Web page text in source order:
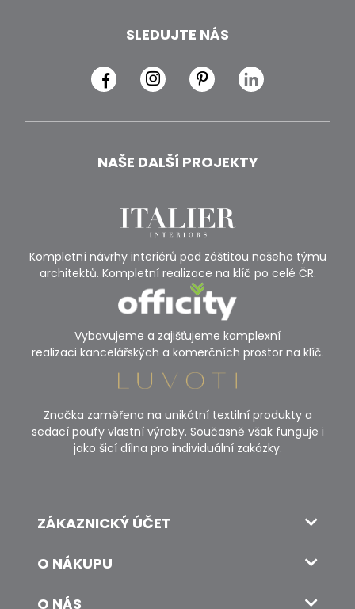
SLEDUJTE NÁS
NAŠE DALŠÍ PROJEKTY
Kompletní návrhy interiérů pod záštitou našeho týmu
architektů. Kompletní realizace na klíč po celé ČR.
Vybavujeme a zajišťujeme komplexní
realizaci kancelářských a komerčních prostor na klíč.
Značka zaměřena na unikátní textilní produkty a
sedací poufy vlastní výroby. Současně však funguje i
jako šicí dílna pro individuální zakázky.
ZÁKAZNICKÝ ÚČET
O NÁKUPU
O NÁS